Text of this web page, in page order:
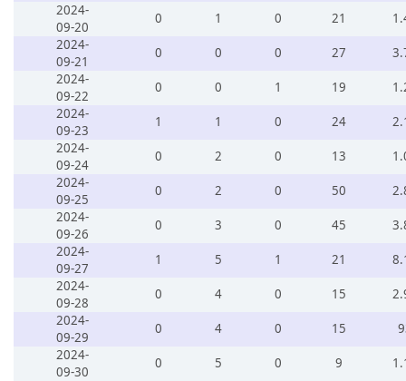
2024-
09-20
0 1 0 21
2024-
09-21
0 0 0 27
2024-
09-22
0 0 1 19
2024-
09-23
1 1 0 24
2024-
09-24
0 2 0 13
2024-
09-25
0 2 0 50
2024-
09-26
0 3 0 45
2024-
09-27
1 5 1 21
2024-
09-28
0 4 0 15
2024-
09-29
0 4 0 15
2024-
09-30
0 5 0 9